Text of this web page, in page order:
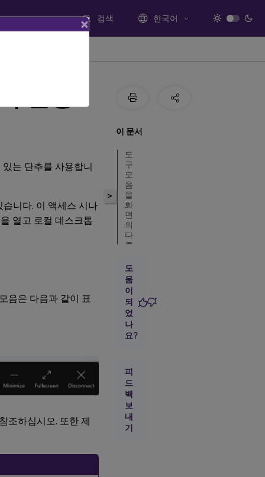
검색 한국어
변경
는 단추를 사용합니
니다. 이 액세스 시나
열고 로컬 데스크톱
음은 다음과 같이 표
조하십시오. 또한 제
>
이 문서
도
구
모
음
을
화
면
의
다
른
치
로
이
동
하
려
면
컬
파
일
의
액
세
스
도
움
이
되
었
나
요?
피
드
백
보
내
기
×